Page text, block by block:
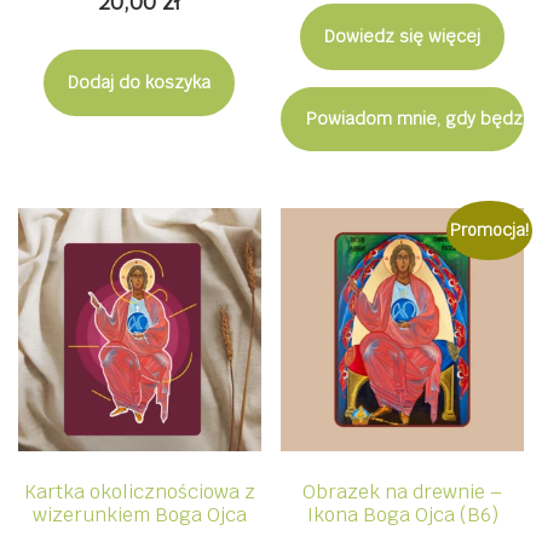
Dodaj do koszyka
Dowiedz się więcej
Powiadom mnie, gdy
Kartka okolicznościowa z
wizerunkiem Boga Ojca
Promocja!
Obrazek na drewnie –
Ikona Boga Ojca (B6)